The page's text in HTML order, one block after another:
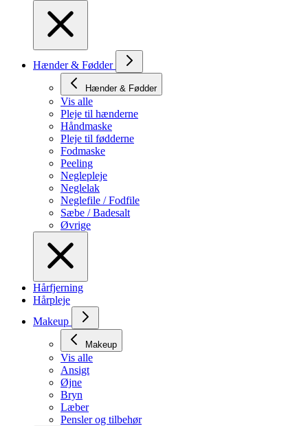
Hænder & Fødder
Hænder & Fødder
Vis alle
Pleje til hænderne
Håndmaske
Pleje til fødderne
Fodmaske
Peeling
Neglepleje
Neglelak
Neglefile / Fodfile
Sæbe / Badesalt
Øvrige
Hårfjerning
Hårpleje
Makeup
Makeup
Vis alle
Ansigt
Øjne
Bryn
Læber
Pensler og tilbehør